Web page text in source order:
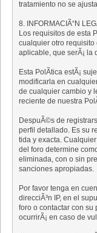
tratamiento no se
8. INFORMACIÃ“N
Los requisitos de esta
cualquier otro requisito
aplicable, que serÃ¡ la
Esta PolÃ­tica estÃ¡
modificarla en
de cualquier cambio y
reciente de nuestra
DespuÃ©s de
perfil detallado. Es su
tida y exacta.
del foro determine
eliminada, con o sin
sanciones apropiadas.
Por favor tenga en
direcciÃ³n IP, en el
foro o contactar con su
ocurrirÃ¡ en caso de